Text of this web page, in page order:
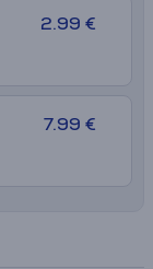
2.99 €
7.99 €